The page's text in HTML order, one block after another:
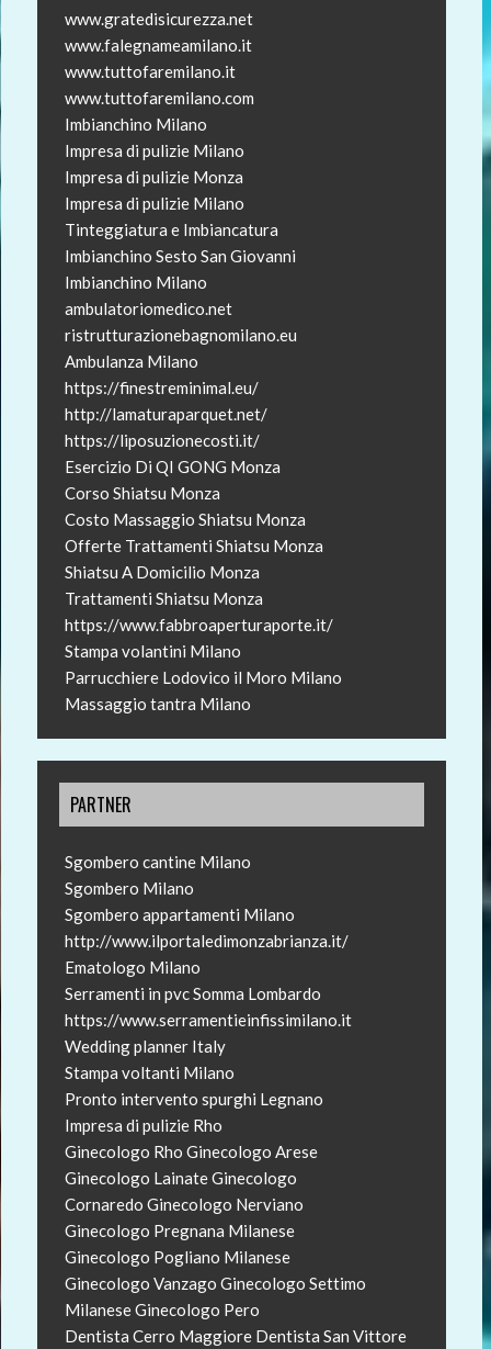
www.gratedisicurezza.net
www.falegnameamilano.it
www.tuttofaremilano.it
www.tuttofaremilano.com
Imbianchino Milano
Impresa di pulizie Milano
Impresa di pulizie Monza
Impresa di pulizie Milano
Tinteggiatura e Imbiancatura
Imbianchino Sesto San Giovanni
Imbianchino Milano
ambulatoriomedico.net
ristrutturazionebagnomilano.eu
Ambulanza Milano
https://finestreminimal.eu/
http://lamaturaparquet.net/
https://liposuzionecosti.it/
Esercizio Di QI GONG Monza
Corso Shiatsu Monza
Costo Massaggio Shiatsu Monza
Offerte Trattamenti Shiatsu Monza
Shiatsu A Domicilio Monza
Trattamenti Shiatsu Monza
https://www.fabbroaperturaporte.it/
Stampa volantini Milano
Parrucchiere Lodovico il Moro Milano
Massaggio tantra Milano
PARTNER
Sgombero cantine Milano
Sgombero Milano
Sgombero appartamenti Milano
http://www.ilportaledimonzabrianza.it/
Ematologo Milano
Serramenti in pvc Somma Lombardo
https://www.serramentieinfissimilano.it
Wedding planner Italy
Stampa voltanti Milano
Pronto intervento spurghi Legnano
Impresa di pulizie Rho
Ginecologo Rho Ginecologo Arese
Ginecologo LainateGinecologo
Cornaredo Ginecologo Nerviano
Ginecologo Pregnana Milanese
Ginecologo Pogliano Milanese
Ginecologo Vanzago Ginecologo Settimo
MilaneseGinecologo Pero
Dentista Cerro Maggiore Dentista San Vittore